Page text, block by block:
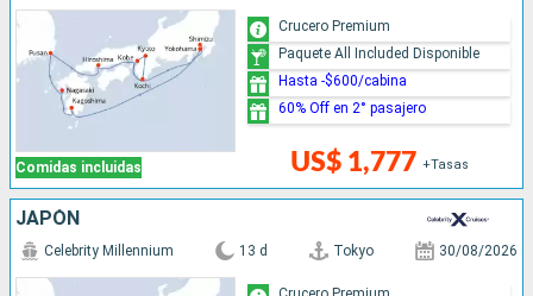
Comidas incluidas US$ 1,777 +Tasas
Crucero Premium
Paquete All Included Disponible
Hasta -$600/cabina
60% Off en 2° pasajero
JAPÓN
Celebrity Millennium 13 d Tokyo 30/08/2026